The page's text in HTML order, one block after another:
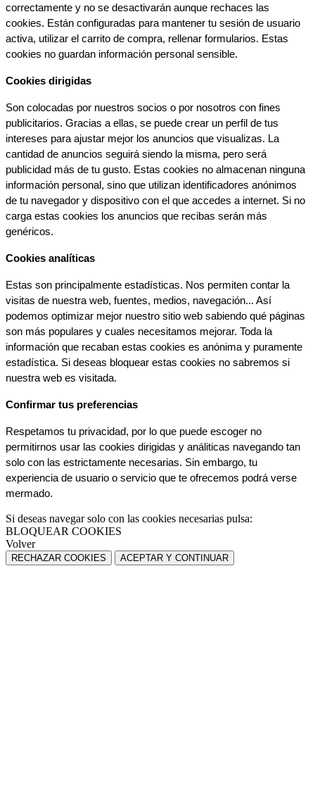
correctamente y no se desactivarán aunque rechaces las
cookies. Están configuradas para mantener tu sesión de usuario
activa, utilizar el carrito de compra, rellenar formularios. Estas
cookies no guardan información personal sensible.
Cookies dirigidas
Son colocadas por nuestros socios o por nosotros con fines
publicitarios. Gracias a ellas, se puede crear un perfil de tus
intereses para ajustar mejor los anuncios que visualizas. La
cantidad de anuncios seguirá siendo la misma, pero será
publicidad más de tu gusto. Estas cookies no almacenan ninguna
información personal, sino que utilizan identificadores anónimos
de tu navegador y dispositivo con el que accedes a internet. Si no
carga estas cookies los anuncios que recibas serán más
genéricos.
Cookies analíticas
Estas son principalmente estadísticas. Nos permiten contar la
visitas de nuestra web, fuentes, medios, navegación... Así
podemos optimizar mejor nuestro sitio web sabiendo qué páginas
son más populares y cuales necesitamos mejorar. Toda la
información que recaban estas cookies es anónima y puramente
estadística. Si deseas bloquear estas cookies no sabremos si
nuestra web es visitada.
Confirmar tus preferencias
Respetamos tu privacidad, por lo que puede escoger no
permitirnos usar las cookies dirigidas y análiticas navegando tan
solo con las estrictamente necesarias. Sin embargo, tu
experiencia de usuario o servicio que te ofrecemos podrá verse
mermado.
Si deseas navegar solo con las cookies necesarias pulsa:
BLOQUEAR COOKIES
Volver
RECHAZAR COOKIES ACEPTAR Y CONTINUAR